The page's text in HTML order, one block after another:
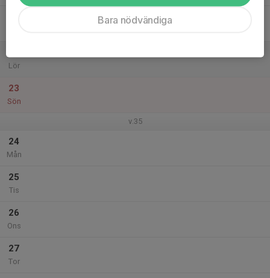
Lör
23
Sön
v.35
24
Mån
25
Tis
26
Ons
27
Tor
Bara nödvändiga